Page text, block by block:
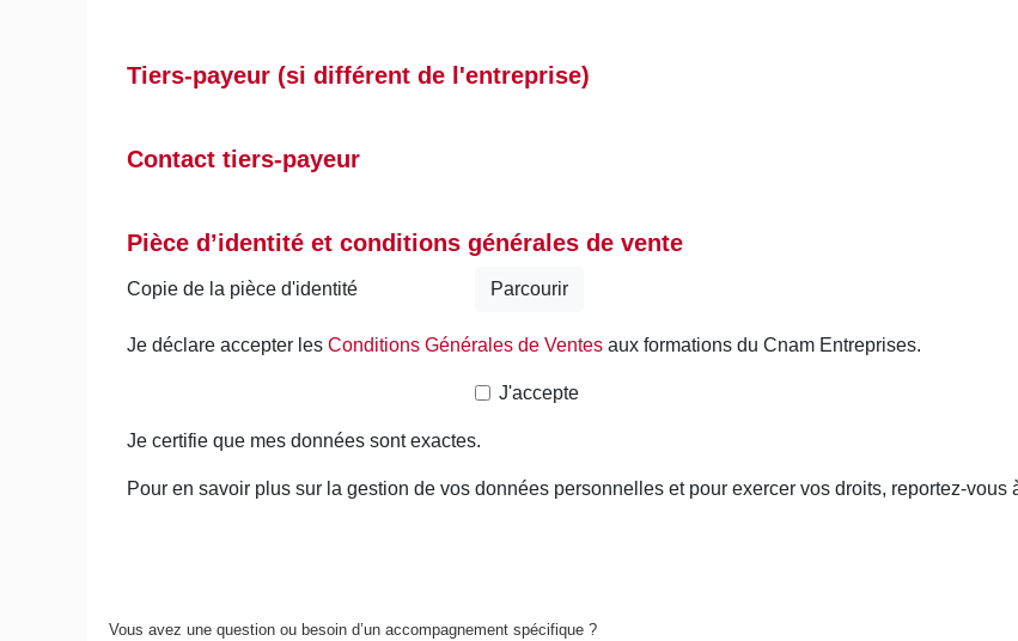
Vous avez une question ou besoin d’un accompagnement spécifique ?